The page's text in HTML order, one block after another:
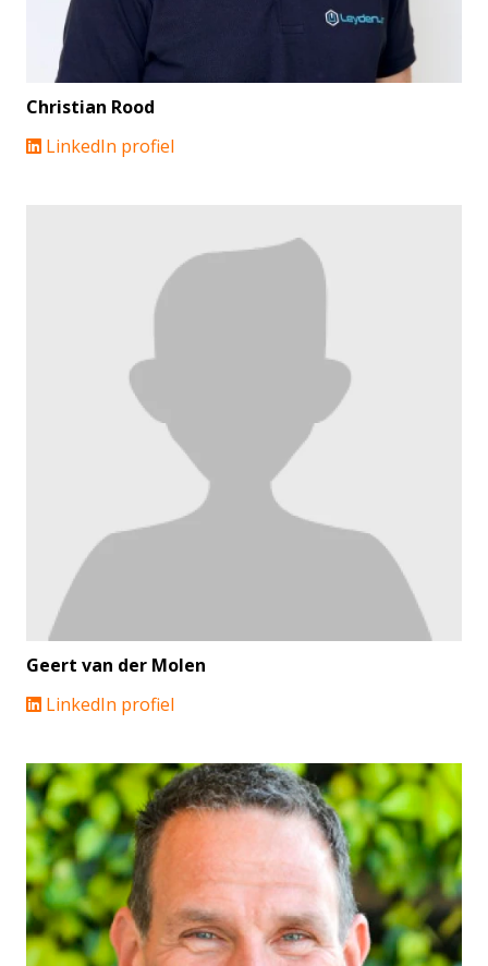
Christian Rood
LinkedIn profiel
Geert van der Molen
LinkedIn profiel